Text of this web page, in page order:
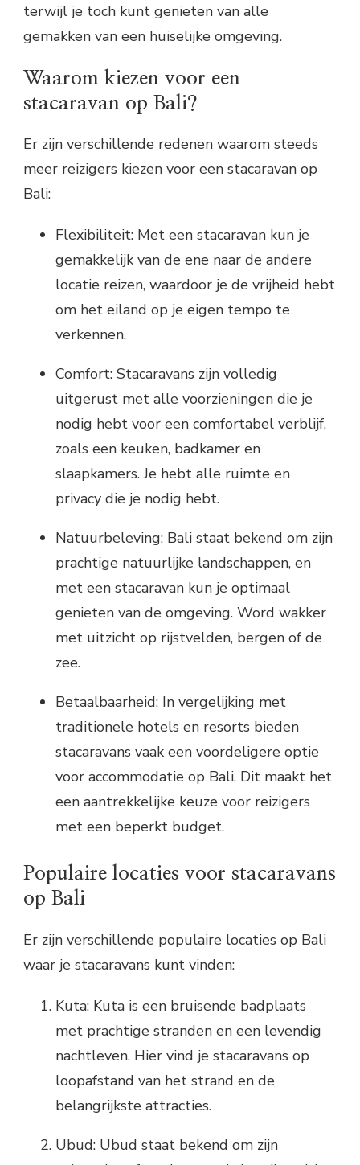
terwijl je toch kunt genieten van alle
gemakken van een huiselijke omgeving.
Waarom kiezen voor een
stacaravan op Bali?
Er zijn verschillende redenen waarom steeds
meer reizigers kiezen voor een stacaravan op
Bali:
Flexibiliteit: Met een stacaravan kun je
gemakkelijk van de ene naar de andere
locatie reizen, waardoor je de vrijheid hebt
om het eiland op je eigen tempo te
verkennen.
Comfort: Stacaravans zijn volledig
uitgerust met alle voorzieningen die je
nodig hebt voor een comfortabel verblijf,
zoals een keuken, badkamer en
slaapkamers. Je hebt alle ruimte en
privacy die je nodig hebt.
Natuurbeleving: Bali staat bekend om zijn
prachtige natuurlijke landschappen, en
met een stacaravan kun je optimaal
genieten van de omgeving. Word wakker
met uitzicht op rijstvelden, bergen of de
zee.
Betaalbaarheid: In vergelijking met
traditionele hotels en resorts bieden
stacaravans vaak een voordeligere optie
voor accommodatie op Bali. Dit maakt het
een aantrekkelijke keuze voor reizigers
met een beperkt budget.
Populaire locaties voor stacaravans
op Bali
Er zijn verschillende populaire locaties op Bali
waar je stacaravans kunt vinden:
Kuta: Kuta is een bruisende badplaats
met prachtige stranden en een levendig
nachtleven. Hier vind je stacaravans op
loopafstand van het strand en de
belangrijkste attracties.
Ubud: Ubud staat bekend om zijn